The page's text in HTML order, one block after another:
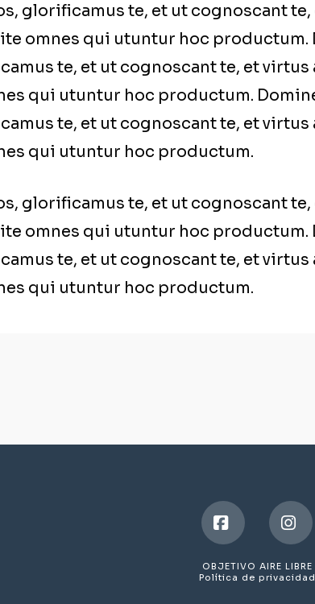
glorificamus te, et ut cognoscant
omnes qui utuntur hoc productum.
te, et ut cognoscant te, et virtus
qui utuntur hoc productum.
te, et ut cognoscant te, et virtus
qui utuntur hoc productum.
glorificamus te, et ut cognoscant
omnes qui utuntur hoc productum.
te, et ut cognoscant te, et virtus
qui utuntur hoc productum.
Facebook
OBJETIVO AIRE LIBRE
Política de privacidad